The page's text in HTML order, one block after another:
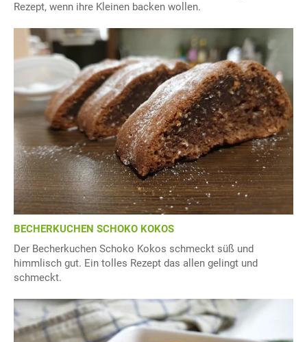
Rezept, wenn ihre Kleinen backen wollen.
BECHERKUCHEN SCHOKO KOKOS
Der Becherkuchen Schoko Kokos schmeckt süß und
himmlisch gut. Ein tolles Rezept das allen gelingt und
schmeckt.